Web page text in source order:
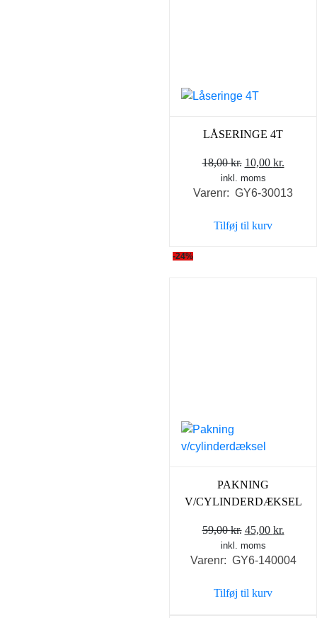
LÅSERINGE 4T
18,00kr. Den
oprindelige
pris
18,00 kr..
10,00 kr.
pris
inkl. moms
Varenr: GY6-30013
Tilføj til kurv
-24%
PAKNING
V/CYLINDERDÆKSEL
59,00kr. Den
oprindelige
pris
59,00 kr..
45,00 kr.
pris
inkl. moms
Varenr: GY6-140004
Tilføj til kurv